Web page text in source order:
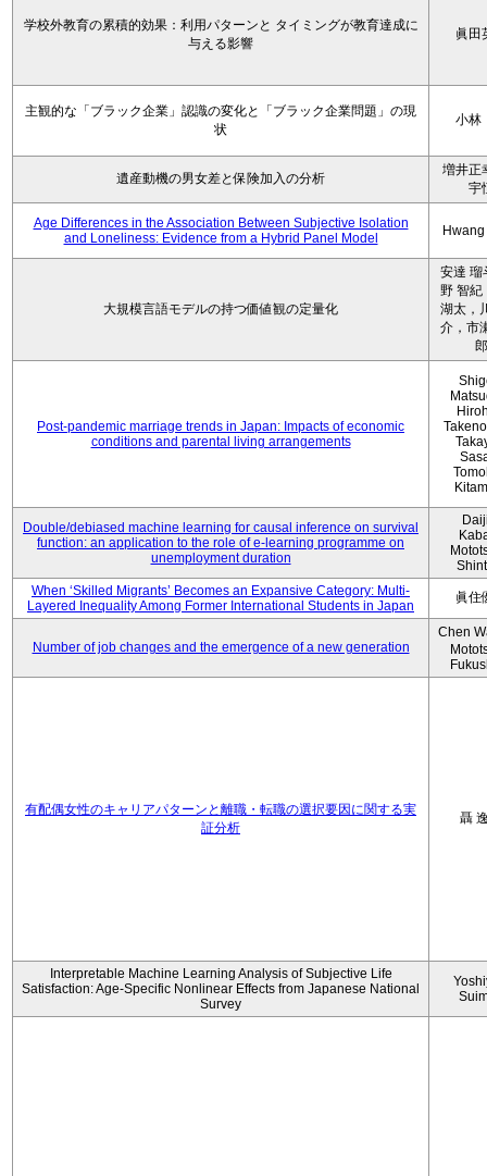
学校外教育の累積的効果：利用パターンと タイミングが教育達成に
与える影響
眞田
主観的な「ブラック企業」認識の変化と「ブラック企業問題」の現
状
小
遺産動機の男女差と保険加入の分析
増井正
宇
Age Differences in the Association Between Subjective Isolation
and Loneliness: Evidence from a Hybrid Panel Model
大規模言語モデルの持つ価値観の定量化
安達 瑠
野 智紀
湖太，
介，市
郎
Post-pandemic marriage trends in Japan: Impacts of economic
conditions and parental living arrangements
Double/debiased machine learning for causal inference on survival
function: an application to the role of e-learning programme on
unemployment duration
When ‘Skilled Migrants’ Becomes an Expansive Category: Multi-
Layered Inequality Among Former International Students in Japan
眞住
Number of job changes and the emergence of a new generation
Chen
有配偶女性のキャリアパターンと離職・転職の選択要因に関する実
証分析
聶
Interpretable Machine Learning Analysis of Subjective Life
Satisfaction: Age-Specific Nonlinear Effects from Japanese National
Survey